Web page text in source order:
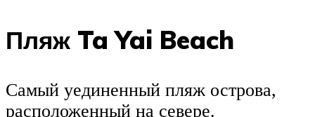
Пляж Ta Yai Beach
Самый уединенный пляж острова,
расположенный на севере.